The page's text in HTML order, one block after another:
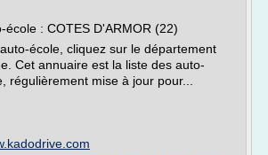
école : COTES D'ARMOR (22)
école, cliquez sur le département
Cet annuaire est la liste des auto-
régulièrement mise à jour pour...